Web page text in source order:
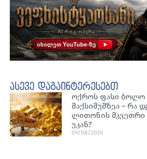
ასევე დაგაინტერესებთ
ოქროს ფასი ბოლო
მაქსიმუმზეა – რა
ლითონის მკვეთრი
უკან?
09/08/2026